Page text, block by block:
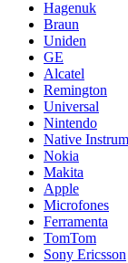
Hagenuk
Braun
Uniden
GE
Alcatel
Remington
Universal
Nintendo
Native
Nokia
Makita
Apple
Microfones
Ferramenta
TomTom
Sony Ericsson